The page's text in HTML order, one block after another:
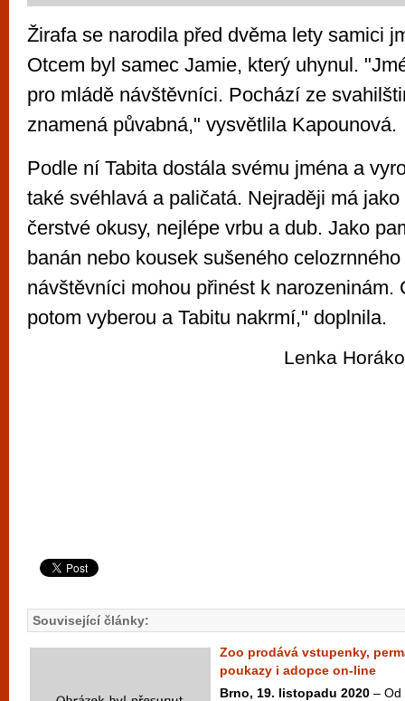
Žirafa se narodila před dvěma lety samici
Otcem byl samec Jamie, který uhynul.
pro mládě návštěvníci. Pochází ze
znamená půvabná," vysvětlila Kapounová.
Podle ní Tabita dostála svému jména a
také svéhlavá a paličatá. Nejraději má
čerstvé okusy, nejlépe vrbu a dub. Jako
banán nebo kousek sušeného
návštěvníci mohou přinést k narozeninám.
potom vyberou a Tabitu nakrmí," doplnila.
Lenka
Související články:
Zoo prodává vstupenky,
poukazy i adopce on-line
Brno, 19. listopadu 2020 – Od